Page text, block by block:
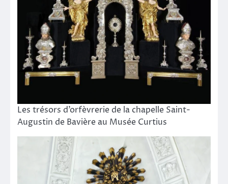
Les trésors d’orfèvrerie de la chapelle Saint-
Augustin de Bavière au Musée Curtius